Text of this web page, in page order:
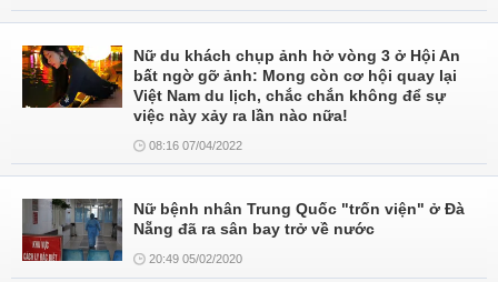
Nữ du khách chụp ảnh hở vòng 3 ở Hội An
bất ngờ gỡ ảnh: Mong còn cơ hội quay lại
Việt Nam du lịch, chắc chắn không để sự
việc này xảy ra lần nào nữa!
08:16 07/04/2022
Nữ bệnh nhân Trung Quốc "trốn viện" ở Đà
Nẵng đã ra sân bay trở về nước
20:49 05/02/2020